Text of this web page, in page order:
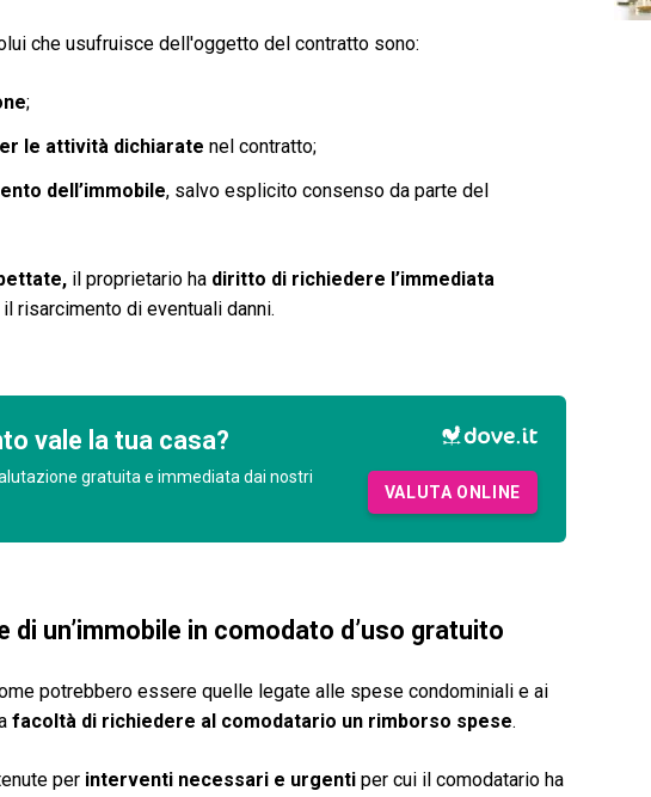
che usufruisce dell'oggetto del contratto sono:
;
le attività dichiarate nel contratto;
dell’immobile, salvo esplicito consenso da parte del
il proprietario ha diritto di richiedere l’immediata
risarcimento di eventuali danni.
vale la tua casa?
gratuita e immediata dai nostri
VALUTA ONLINE
un’immobile in comodato d’uso gratuito
potrebbero essere quelle legate alle spese condominiali e ai
facoltà di richiedere al comodatario un rimborso spese.
per interventi necessari e urgenti per cui il comodatario ha